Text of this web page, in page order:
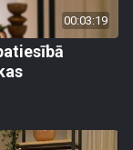
00:03:19